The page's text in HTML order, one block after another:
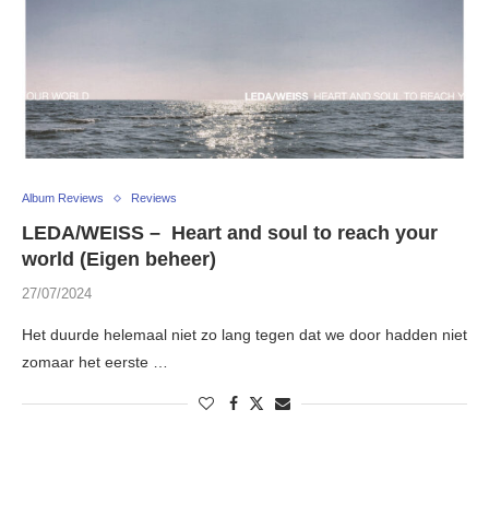
Album Reviews Reviews
LEDA/WEISS – Heart and soul to reach your
world (Eigen beheer)
27/07/2024
Het duurde helemaal niet zo lang tegen dat we door hadden niet
zomaar het eerste …